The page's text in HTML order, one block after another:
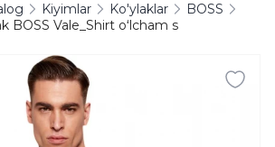
Kiyimlar Ko'ylaklar
BOSS
BOSS Vale_Shirt oʻlcham s